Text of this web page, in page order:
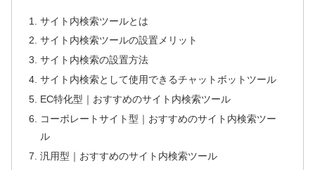
サイト内検索ツールとは
サイト内検索ツールの設置メリット
サイト内検索の設置方法
サイト内検索として使用できるチャットボットツール
EC特化型｜おすすめのサイト内検索ツール
コーポレートサイト型｜おすすめのサイト内検索ツー
ル
汎用型｜おすすめのサイト内検索ツール